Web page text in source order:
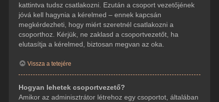
kattintva tudsz csatlakozni. Ezután a csoport vezetőjének
jóvá kell hagynia a kérelmed – ennek kapcsán
megkérdezheti, hogy miért szeretnél csatlakozni a
csoporthoz. Kérjük, ne zaklasd a csoportvezetőt, ha
elutasítja a kérelmed, biztosan megvan az oka.
Vissza a tetejére
Hogyan lehetek csoportvezető?
Amikor az adminisztrátor létrehoz egy csoportot, általában